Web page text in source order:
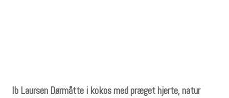
Ib Laursen Dørmåtte i kokos med præget hjerte, natur